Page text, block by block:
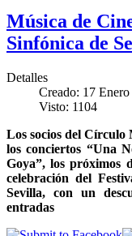
Música de
Sinfónica de
Detalles
Creado: 17
Visto: 1104
Los socios del Círculo
los conciertos “Una
Goya”, los próximos
celebración del
Sevilla, con un
entradas